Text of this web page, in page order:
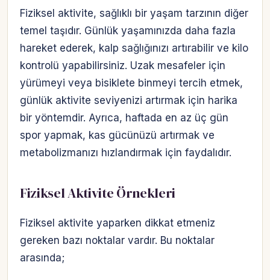
Fiziksel aktivite, sağlıklı bir yaşam tarzının diğer
temel taşıdır. Günlük yaşamınızda daha fazla
hareket ederek, kalp sağlığınızı artırabilir ve kilo
kontrolü yapabilirsiniz. Uzak mesafeler için
yürümeyi veya bisiklete binmeyi tercih etmek,
günlük aktivite seviyenizi artırmak için harika
bir yöntemdir. Ayrıca, haftada en az üç gün
spor yapmak, kas gücünüzü artırmak ve
metabolizmanızı hızlandırmak için faydalıdır.
Fiziksel Aktivite Örnekleri
Fiziksel aktivite yaparken dikkat etmeniz
gereken bazı noktalar vardır. Bu noktalar
arasında;